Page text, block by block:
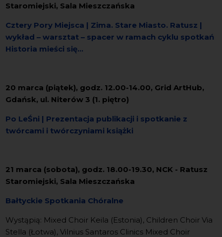
Staromiejski, Sala Mieszczańska
Cztery Pory Miejsca | Zima. Stare Miasto. Ratusz |
wykład – warsztat – spacer w ramach cyklu spotkań
Historia mieści się...
20 marca (piątek), godz. 12.00-14.00, Grid ArtHub,
Gdańsk, ul. Niterów 3 (1. piętro)
Po LeŚni | Prezentacja publikacji i spotkanie z
twórcami i twórczyniami książki
21 marca (sobota), godz. 18.00-19.30, NCK - Ratusz
Staromiejski, Sala Mieszczańska
Bałtyckie Spotkania Chóralne
Wystąpią: Mixed Choir Keila (Estonia), Children Choir Via
Stella (Łotwa), Vilnius Santaros Clinics Mixed Choir